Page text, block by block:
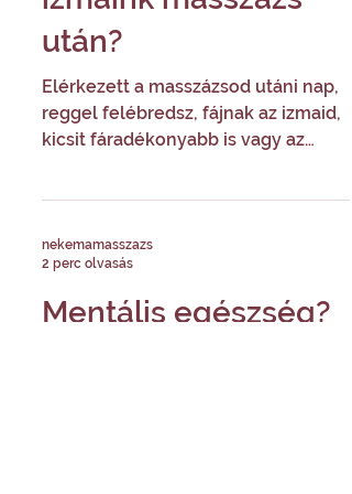
Napközben többé-kevésbé
egyes nap ébredés után kínzó fájda
után?
Elérkezett a masszázsod utáni nap,
reggel felébredsz, fájnak az izmaid,
kicsit fáradékonyabb is vagy az
nekemamasszazs
2 perc olvasás
Mentális egészség?